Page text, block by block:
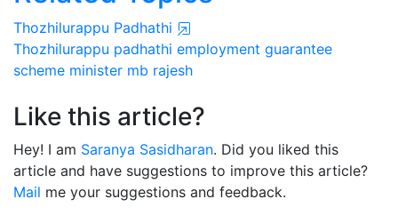
Thozhilurappu Padhathi
Thozhilurappu padhathi employment guarantee
scheme minister mb rajesh
Like this article?
Hey! I am Saranya Sasidharan. Did you liked this
article and have suggestions to improve this article?
Mail me your suggestions and feedback.